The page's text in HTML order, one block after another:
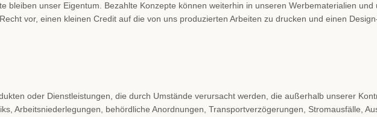
bleiben unser Eigentum. Bezahlte Konzepte können weiterhin in unseren Werbematerialien
vor, einen kleinen Credit auf die von uns produzierten Arbeiten zu drucken und einen
oder Dienstleistungen, die durch Umstände verursacht werden, die außerhalb unserer
Arbeitsniederlegungen, behördliche Anordnungen, Transportverzögerungen, Stromausfälle,